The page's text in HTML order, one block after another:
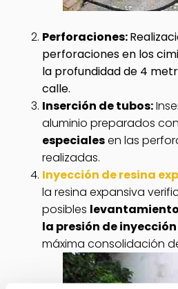
Perforaciones:
perforaciones en los
la profundidad de 4
calle.
Inserción de tubos:
aluminio preparados con
especialesen las
realizadas.
Inyección de resina
la resina expansiva
posibles
la presión de inyección
máxima consolidación